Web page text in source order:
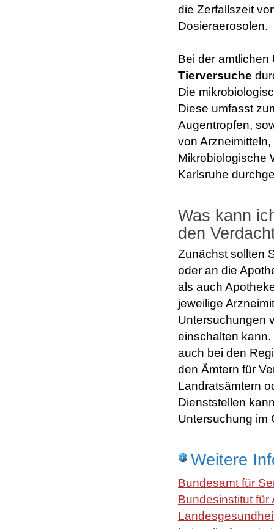
die Zerfallszeit
Dosieraerosolen.
Bei der
Tierversuche
Die
Diese umfasst
Augentropfen,
von
Mikrobiologische
Karlsruhe
Was kann
den
Zunächst sollten
oder an die
als auch
jeweilige
Untersuchungen
einschalten
auch bei den
den Ämtern für
Landratsämtern
Dienststellen
Untersuchung im
Weitere
Bundesamt für
Bundesinstitut für